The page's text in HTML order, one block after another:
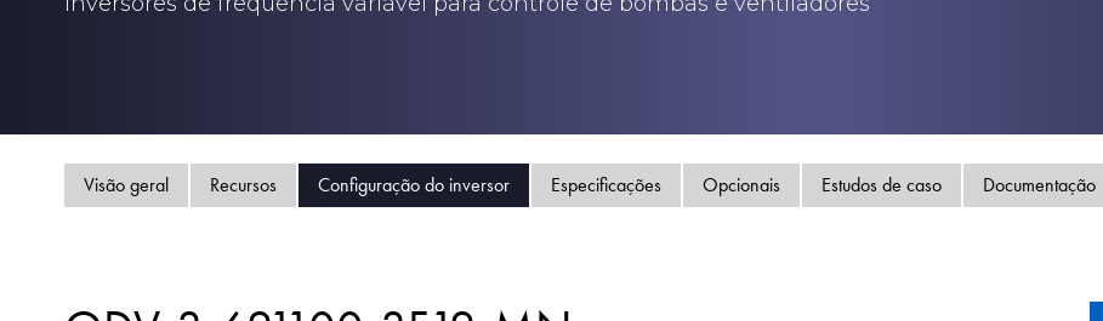
Visão geral Recursos Configuração do inversor Especificações Opcionais Estudos de caso Documentação
Política de Privacidade
Mapa do site